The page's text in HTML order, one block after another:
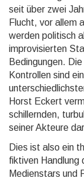
seit über zwei
Flucht, vor allem
werden politisch
impro­visier­ten
Bedingungen.
Kontrollen sind
Horst Eckert
schillern­den,
seiner Akteure
Dies ist also ein
fiktiven Handlung
Medienstars und